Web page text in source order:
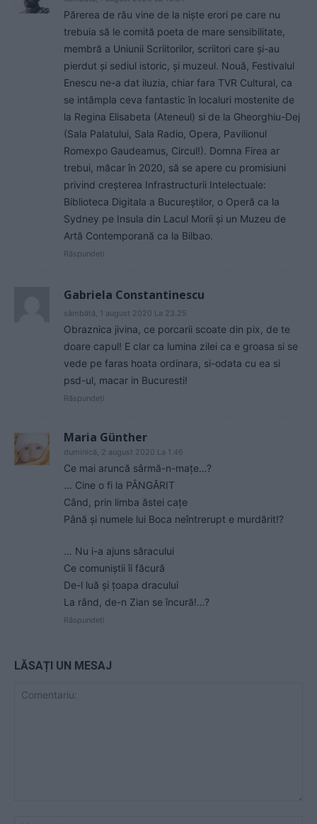
Părerea de rău vine de la nişte erori pe care nu
trebuia să le comită poeta de mare sensibilitate,
membră a Uniunii Scriitorilor, scriitori care şi-au
pierdut şi sediul istoric, şi muzeul. Nouă, Festivalul
Enescu ne-a dat iluzia, chiar fara TVR Cultural, ca
se intâmpla ceva fantastic în localuri mostenite de
la Regina Elisabeta (Ateneul) si de la Gheorghiu-Dej
(Sala Palatului, Sala Radio, Opera, Pavilionul
Romexpo Gaudeamus, Circul!). Domna Firea ar
trebui, măcar în 2020, să se apere cu promisiuni
privind creşterea Infrastructurii Intelectuale:
Biblioteca Digitala a Bucureştilor, o Operă ca la
Sydney pe Insula din Lacul Morii şi un Muzeu de
Artă Contemporană ca la Bilbao.
Răspundeți
Gabriela Constantinescu
sâmbătă, 1 august 2020 La 23.25
Obraznica jivina, ce porcarii scoate din pix, de te
doare capul! E clar ca lumina zilei ca e groasa si se
vede pe faras hoata ordinara, si-odata cu ea si
psd-ul, macar in Bucuresti!
Răspundeți
Maria Günther
duminică, 2 august 2020 La 1.46
Ce mai aruncă sârmă-n-mațe…?
… Cine o fi la PÂNGĂRIT
Când, prin limba ăstei cațe
Până și numele lui Boca neîntrerupt e murdărit!?
… Nu i-a ajuns săracului
Ce comuniștii îi făcură
De-l luă și țoapa dracului
La rând, de-n Zian se încură!…?
Răspundeți
LĂSAȚI UN MESAJ